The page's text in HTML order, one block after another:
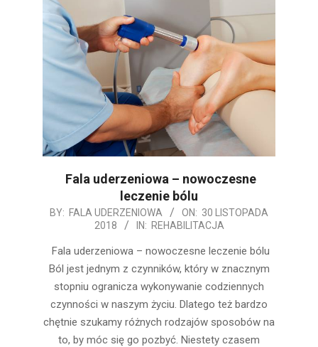
Fala uderzeniowa – nowoczesne
leczenie bólu
2018-
30
BY: FALA UDERZENIOWA ON: 30 LISTOPADA
2018
IN: REHABILITACJA
Fala uderzeniowa – nowoczesne leczenie bólu
Ból jest jednym z czynników, który w znacznym
stopniu ogranicza wykonywanie codziennych
czynności w naszym życiu. Dlatego też bardzo
chętnie szukamy różnych rodzajów sposobów na
to, by móc się go pozbyć. Niestety czasem